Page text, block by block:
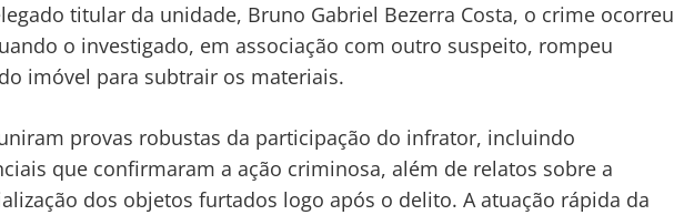
titular da unidade, Bruno Gabriel Bezerra Costa, o crime ocorreu
o investigado, em associação com outro suspeito, rompeu
imóvel para subtrair os materiais.
provas robustas da participação do infrator, incluindo
que confirmaram a ação criminosa, além de relatos sobre a
dos objetos furtados logo após o delito. A atuação rápida da